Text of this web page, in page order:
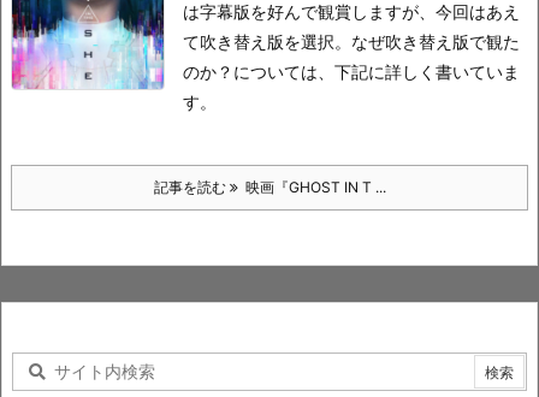
は字幕版を好んで観賞しますが、今回はあえ
て吹き替え版を選択。 なぜ吹き替え版で観た
のか？については、下記に詳しく書いていま
す。
記事を読む 映画『GHOST IN T ...